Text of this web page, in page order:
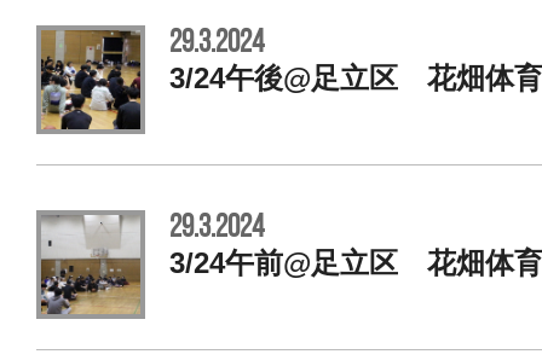
29.3.2024
3/24午後@足立区 花畑体
29.3.2024
3/24午前@足立区 花畑体